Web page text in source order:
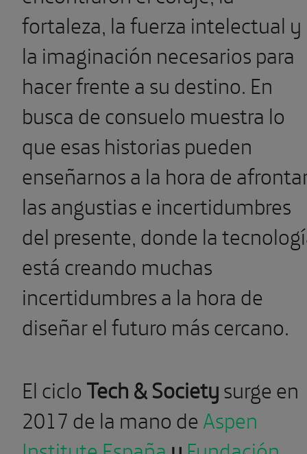
fortaleza, la fuerza intelectual y
la imaginación necesarios para
hacer frente a su destino. En
busca de consuelo muestra lo
que esas historias pueden
enseñarnos a la hora de
las angustias e incertidumbres
del presente, donde la
está creando muchas
incertidumbres a la hora de
diseñar el futuro más cercano.
El cicloTech & Societysurge en
2017 de la mano deAspen